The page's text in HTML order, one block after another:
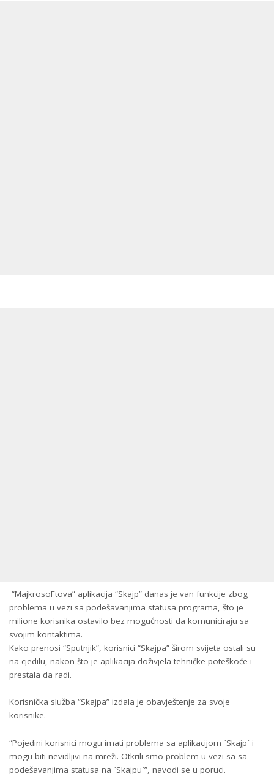
“MajkrosoFtova” aplikacija “Skajp” danas je van funkcije zbog
problema u vezi sa podešavanjima statusa programa, što je
milione korisnika ostavilo bez mogućnosti da komuniciraju sa
svojim kontaktima.
Kako prenosi “Sputnjik”, korisnici “Skajpa” širom svijeta ostali su
na cjedilu, nakon što je aplikacija doživjela tehničke poteškoće i
prestala da radi.
Korisnička služba “Skajpa” izdala je obavještenje za svoje
korisnike.
“Pojedini korisnici mogu imati problema sa aplikacijom `Skajp` i
mogu biti nevidljivi na mreži. Otkrili smo problem u vezi sa sa
podešavanjima statusa na `Skajpu`”, navodi se u poruci.